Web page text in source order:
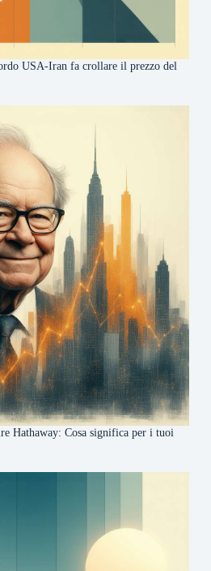
USA-Iran fa crollare il prezzo del
Hathaway: Cosa significa per i tuoi